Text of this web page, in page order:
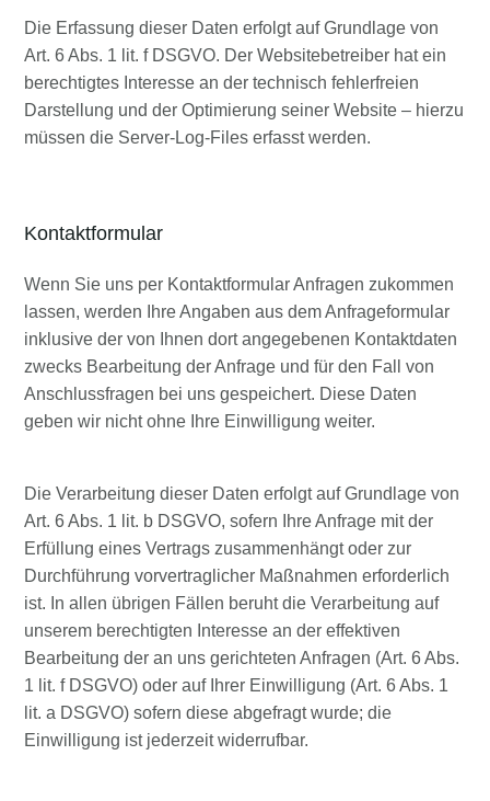
Die Erfassung dieser Daten erfolgt auf Grundlage von
Art. 6 Abs. 1 lit. f DSGVO. Der Websitebetreiber hat ein
berechtigtes Interesse an der technisch fehlerfreien
Darstellung und der Optimierung seiner Website – hierzu
müssen die Server-Log-Files erfasst werden.
Kontaktformular
Wenn Sie uns per Kontaktformular Anfragen zukommen
lassen, werden Ihre Angaben aus dem Anfrageformular
inklusive der von Ihnen dort angegebenen Kontaktdaten
zwecks Bearbeitung der Anfrage und für den Fall von
Anschlussfragen bei uns gespeichert. Diese Daten
geben wir nicht ohne Ihre Einwilligung weiter.
Die Verarbeitung dieser Daten erfolgt auf Grundlage von
Art. 6 Abs. 1 lit. b DSGVO, sofern Ihre Anfrage mit der
Erfüllung eines Vertrags zusammenhängt oder zur
Durchführung vorvertraglicher Maßnahmen erforderlich
ist. In allen übrigen Fällen beruht die Verarbeitung auf
unserem berechtigten Interesse an der effektiven
Bearbeitung der an uns gerichteten Anfragen (Art. 6 Abs.
1 lit. f DSGVO) oder auf Ihrer Einwilligung (Art. 6 Abs. 1
lit. a DSGVO) sofern diese abgefragt wurde; die
Einwilligung ist jederzeit widerrufbar.